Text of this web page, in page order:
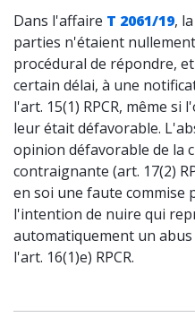
Dans l'affaire T 2061/19,
parties n'étaient
procédural de répondre,
certain délai, à une
l'art. 15(1) RPCR, même
leur était défavorable.
opinion défavorable de la
contraignante (art. 17(2)
en soi une faute commise
l'intention de nuire qui
automatiquement un
l'art. 16(1)e) RPCR.